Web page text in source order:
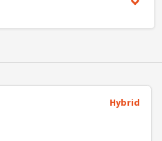
Hybrid